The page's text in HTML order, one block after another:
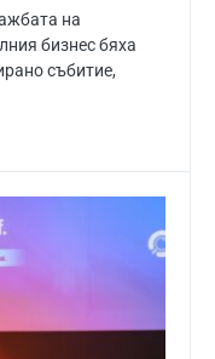
на
бизнес бяха
събитие,